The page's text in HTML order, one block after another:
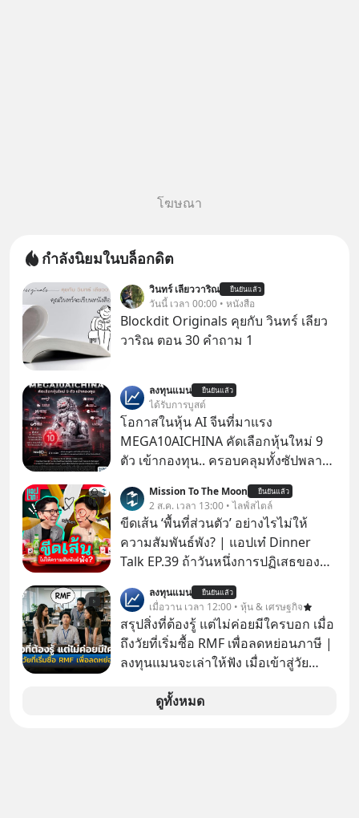
โฆษณา
กำลังนิยมในบล็อกดิต
วินทร์ เลียววาริณ ยืนยันแล้ว
วันนี้ เวลา 00:00 • หนังสือ
Blockdit Originals คุยกับ วินทร์ เลียว
วาริณ ตอน 30 คำถาม 1
ลงทุนแมน ยืนยันแล้ว
ได้รับการบูสต์
โอกาสในหุ้น AI จีนที่มาแรง
MEGA10AICHINA คัดเลือกหุ้นใหม่ 9
ตัว เข้ากองทุน.. ครอบคลุมทั้งซัปพลาย
โปรโมชัน ลด 50% ค่าธรรมเนียมซื้อ |
ยอด 2 ล้านบาทขึ้นไป ฟรีค่าธรรมเนียม
ซื้อ
Mission To The Moon ยืนยันแล้ว
2 ส.ค. เวลา 13:00 • ไลฟ์สไตล์
ขีดเส้น ‘พื้นที่ส่วนตัว’ อย่างไรไม่ให้
ความสัมพันธ์พัง? | แอปเท๋ Dinner
Talk EP.39 ถ้าวันหนึ่งการปฏิเสธของ
ตั้งกำแพงใส่และมองว่าเราเห็นแก่ตัวทั้ง
ที่เราเองก็ไม่เคยปฏิเสธใครอย่างนี้มา
ก่อน แต่พอตั้งใจจะ ‘สร้างขอบเขต’ เพื่อ
ตัวเองดูสักครั้ง กลับทำให้เกิดรอยร้าว
ในความสัมพันธ์เสียอย่างนั้น โดยราย
การแอปเท๋ Dinner Talk ในวันนี้โฮสต์
ทั้ง 2 ท่าน แทป-รวิศ หาญอุตสาหะ และ
ลงทุนแมน ยืนยันแล้ว
เมื่อวาน เวลา 12:00 • หุ้น & เศรษฐกิจ
สรุปสิ่งที่ต้องรู้ แต่ไม่ค่อยมีใครบอก เมื่อ
ถึงวัยที่เริ่มซื้อ RMF เพื่อลดหย่อนภาษี |
ลงทุนแมนจะเล่าให้ฟัง เมื่อเข้าสู่วัย
ดูทั้งหมด